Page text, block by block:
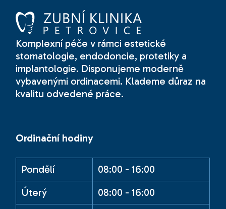
Komplexní péče v rámci estetické
stomatologie, endodoncie, protetiky a
implantologie. Disponujeme moderně
vybavenými ordinacemi. Klademe důraz na
kvalitu odvedené práce.
Ordinační hodiny
Pondělí
08:00 - 16:00
Úterý
08:00 - 16:00